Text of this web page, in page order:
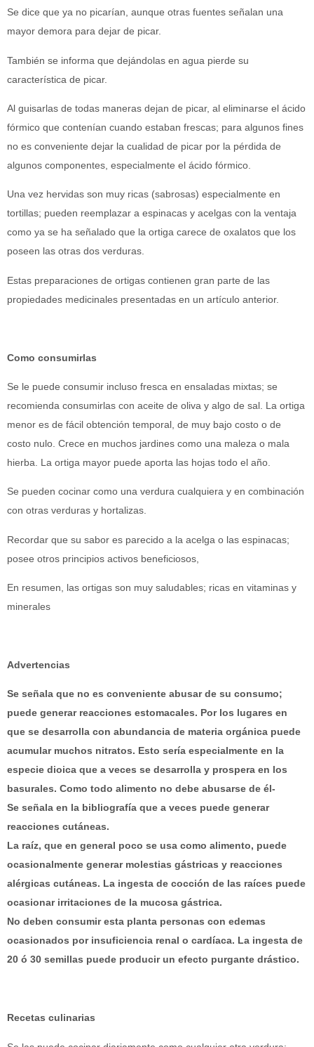
Se dice que ya no picarían, aunque otras fuentes señalan una
mayor demora para dejar de picar.
También se informa que dejándolas en agua pierde su
característica de picar.
Al guisarlas de todas maneras dejan de picar, al eliminarse el ácido
fórmico que contenían cuando estaban frescas; para algunos fines
no es conveniente dejar la cualidad de picar por la pérdida de
algunos componentes, especialmente el ácido fórmico.
Una vez hervidas son muy ricas (sabrosas) especialmente en
tortillas; pueden reemplazar a espinacas y acelgas con la ventaja
como ya se ha señalado que la ortiga carece de oxalatos que los
poseen las otras dos verduras.
Estas preparaciones de ortigas contienen gran parte de las
propiedades medicinales presentadas en un artículo anterior.
Como consumirlas
Se le puede consumir incluso fresca en ensaladas mixtas; se
recomienda consumirlas con aceite de oliva y algo de sal. La ortiga
menor es de fácil obtención temporal, de muy bajo costo o de
costo nulo. Crece en muchos jardines como una maleza o mala
hierba. La ortiga mayor puede aporta las hojas todo el año.
Se pueden cocinar como una verdura cualquiera y en combinación
con otras verduras y hortalizas.
Recordar que su sabor es parecido a la acelga o las espinacas;
posee otros principios activos beneficiosos,
En resumen, las ortigas son muy saludables; ricas en vitaminas y
minerales
Advertencias
Se señala que no es conveniente abusar de su consumo;
puede generar reacciones estomacales. Por los lugares en
que se desarrolla con abundancia de materia orgánica puede
acumular muchos nitratos. Esto sería especialmente en la
especie dioica que a veces se desarrolla y prospera en los
basurales. Como todo alimento no debe abusarse de él-
Se señala en la bibliografía que a veces puede generar
reacciones cutáneas.
La raíz, que en general poco se usa como alimento, puede
ocasionalmente generar molestias gástricas y reacciones
alérgicas cutáneas. La ingesta de cocción de las raíces puede
ocasionar irritaciones de la mucosa gástrica.
No deben consumir esta planta personas con edemas
ocasionados por insuficiencia renal o cardíaca. La ingesta de
20 ó 30 semillas puede producir un efecto purgante drástico.
Recetas culinarias